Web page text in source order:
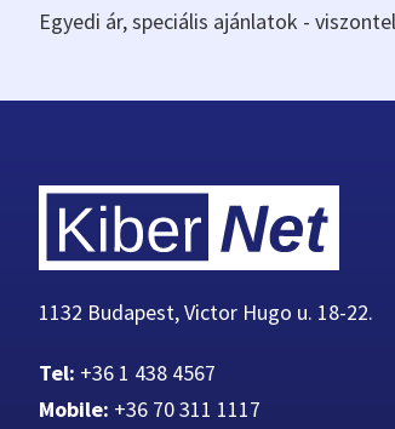
Egyedi ár, speciális ajánlatok -
1132 Budapest, Victor Hugo u. 18-22.
Tel: +36 1 438 4567
Mobile: +36 70 311 1117